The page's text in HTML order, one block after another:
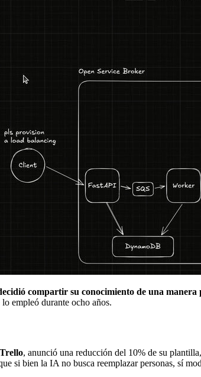
compartir su conocimiento de una manera
empleó durante ocho años.
Trello, anunció una reducción del 10% de su
si bien la IA no busca reemplazar personas, sí